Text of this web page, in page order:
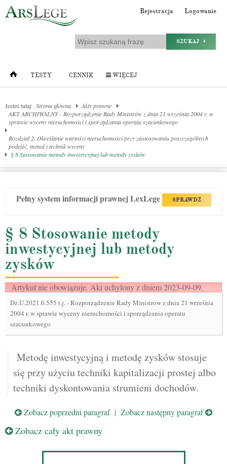
Rejestracja Logowanie
SZUKAJ
TESTY CENNIK WIĘCEJ
Jesteś tutaj: Strona główna
Akty prawne
AKT ARCHIWALNY - Rozporządzenie Rady Ministrów z dnia 21 września 2004 r. w
sprawie wyceny nieruchomości i sporządzania operatu szacunkowego
Rozdział 2. Określanie wartości nieruchomości przy zastosowaniu poszczególnych
podejść, metod i technik wyceny
§ 8 Stosowanie metody inwestycyjnej lub metody zysków
Pełny system informacji prawnej LexLege SPRAWDŹ
§ 8 Stosowanie metody
inwestycyjnej lub metody
zysków
Artykuł nie obowiązuje. Akt uchylony z dniem 2023-09-09.
Dz.U.2021.0.555 t.j.-Rozporządzenie Rady Ministrów z dnia 21 września
2004 r. w sprawie wyceny nieruchomości i sporządzania operatu
szacunkowego
Metodę inwestycyjną i metodę zysków stosuje
się przy użyciu techniki kapitalizacji prostej albo
techniki dyskontowania strumieni dochodów.
Zobacz poprzedni paragraf| Zobacz następny paragraf
Zobacz cały akt prawny